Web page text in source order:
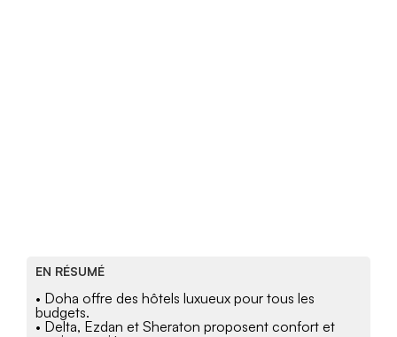
EN RÉSUMÉ
• Doha offre des hôtels luxueux pour tous les
budgets.
• Delta, Ezdan et Sheraton proposent confort et